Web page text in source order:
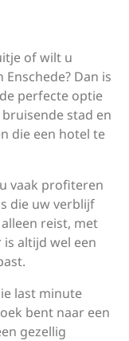
of wilt u
Dan is
perfecte optie
stad en
die een hotel te
vaak profiteren
die uw verblijf
reist, met
altijd wel een
last minute
bent naar een
gezellig